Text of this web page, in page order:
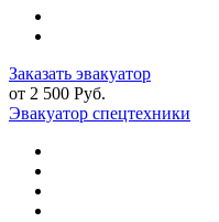
Заказать эвакуатор
от 2 500 Руб.
Эвакуатор спецтехники